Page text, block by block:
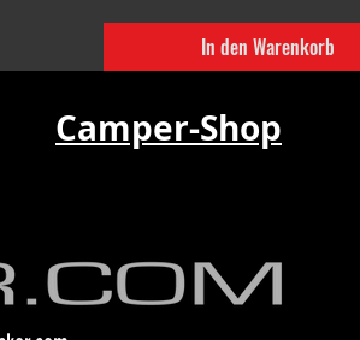
In den Warenkorb
Camper-Shop